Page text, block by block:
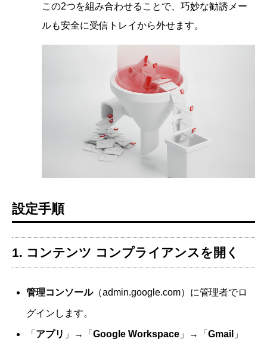
この2つを組み合わせることで、巧妙な勧誘メー
ルも安全に受信トレイから外せます。
設定手順
1. コンテンツ コンプライアンスを開く
管理コンソール（admin.google.com）に管理者でロ
グインします。
「 アプリ 」→「 Google Workspace 」→「 Gmail 」